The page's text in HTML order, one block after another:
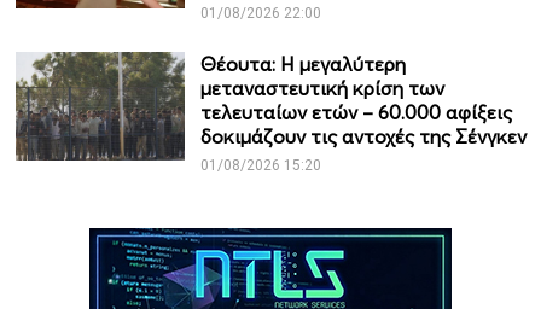
01/08/2026 22:00
Θέουτα: Η μεγαλύτερη
μεταναστευτική κρίση των
τελευταίων ετών – 60.000 αφίξεις
δοκιμάζουν τις αντοχές της Σένγκεν
01/08/2026 15:20